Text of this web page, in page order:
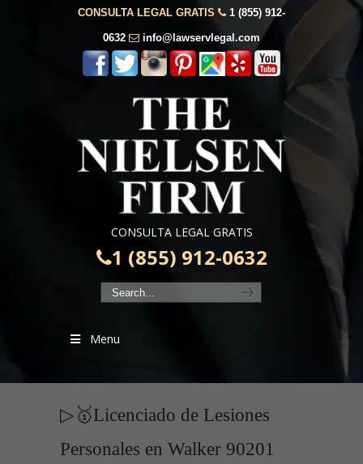
CONSULTA LEGAL GRATIS 1 (855) 912-
0632 info@lawservlegal.com
CONSULTA LEGAL GRATIS
1 (855) 912-0632
Menu
▷🥇Licenciado de Lesiones
Personales en Walker 90201